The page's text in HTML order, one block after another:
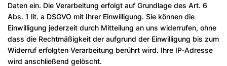
Daten ein. Die Verarbeitung erfolgt auf Grundlage des Art. 6
Abs. 1 lit. a DSGVO mit Ihrer Einwilligung. Sie können die
Einwilligung jederzeit durch Mitteilung an uns widerrufen, ohne
dass die Rechtmäßigkeit der aufgrund der Einwilligung bis zum
Widerruf erfolgten Verarbeitung berührt wird. Ihre IP-Adresse
wird anschließend gelöscht.